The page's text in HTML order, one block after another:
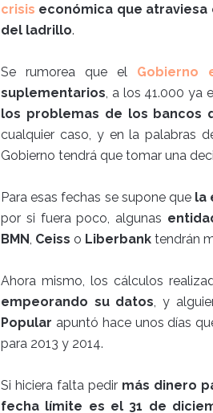
crisis económica que atraviesa
del ladrillo.
Se rumorea que el Gobierno
suplementarios, a los 41.000 ya
los problemas de los bancos
cualquier caso, y en la palabras
Gobierno tendrá que tomar una
Para esas fechas se supone que la
por si fuera poco, algunas
BMN, Ceiss o Liberbank tendrán
Ahora mismo, los cálculos
empeorando su datos, y
Popular apuntó hace unos días
para 2013 y 2014.
Si hiciera falta pedir más dinero
fecha límite es el 31 de